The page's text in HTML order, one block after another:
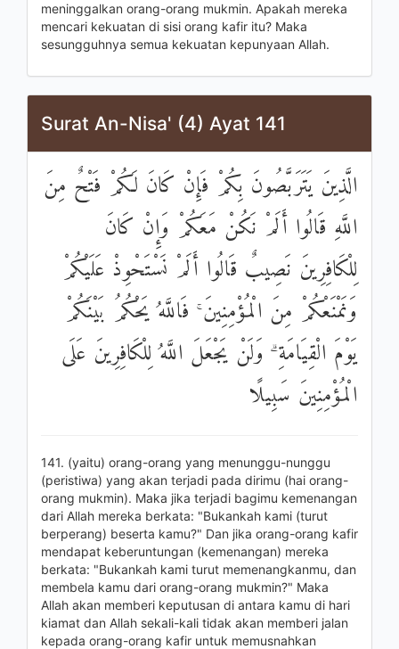
meninggalkan orang-orang mukmin. Apakah mereka
mencari kekuatan di sisi orang kafir itu? Maka
sesungguhnya semua kekuatan kepunyaan Allah.
Surat An-Nisa' (4) Ayat 141
الَّذِينَ يَتَرَبَّصُونَ بِكُمْ فَإِنْ كَانَ لَكُمْ فَتْحٌ مِنَ
اللَّهِ قَالُوا أَلَمْ نَكُنْ مَعَكُمْ وَإِنْ كَانَ
لِلْكَافِرِينَ نَصِيبٌ قَالُوا أَلَمْ نَسْتَحْوِذْ عَلَيْكُمْ
وَنَمْنَعْكُمْ مِنَ الْمُؤْمِنِينَ ۚ فَاللَّهُ يَحْكُمُ بَيْنَكُمْ
يَوْمَ الْقِيَامَةِ ۗ وَلَنْ يَجْعَلَ اللَّهُ لِلْكَافِرِينَ عَلَى
الْمُؤْمِنِينَ سَبِيلًا
141. (yaitu) orang-orang yang menunggu-nunggu
(peristiwa) yang akan terjadi pada dirimu (hai orang-
orang mukmin). Maka jika terjadi bagimu kemenangan
dari Allah mereka berkata: "Bukankah kami (turut
berperang) beserta kamu?" Dan jika orang-orang kafir
mendapat keberuntungan (kemenangan) mereka
berkata: "Bukankah kami turut memenangkanmu, dan
membela kamu dari orang-orang mukmin?" Maka
Allah akan memberi keputusan di antara kamu di hari
kiamat dan Allah sekali-kali tidak akan memberi jalan
kepada orang-orang kafir untuk memusnahkan